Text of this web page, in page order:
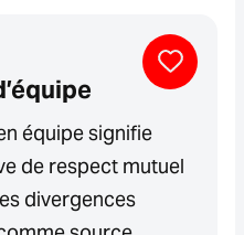
équipe signifie
de respect mutuel
divergences